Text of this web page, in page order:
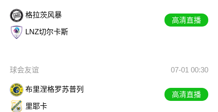
格拉茨风暴
LNZ切尔卡斯
高清直播
球会友谊 07-01 00:30
布里涅格罗苏普列
里耶卡
高清直播